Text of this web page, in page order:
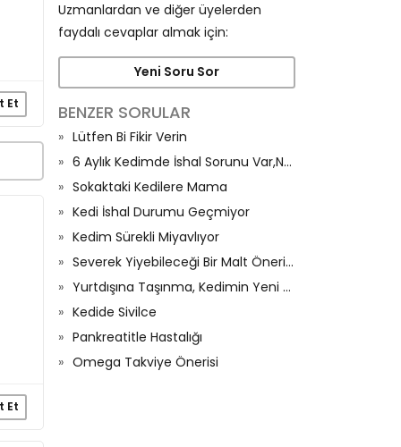
Et
Et
Uzmanlardan ve diğer üyelerden
faydalı cevaplar almak için:
Yeni Soru Sor
BENZER SORULAR
Lütfen Bi Fikir Verin
6 Aylık Kedimde İshal Sorunu Var,Neden Olur?
Sokaktaki Kedilere Mama
Kedi İshal Durumu Geçmiyor
Kedim Sürekli Miyavlıyor
Severek Yiyebileceği Bir Malt Önerisi Olan Var Mı
Yurtdışına Taşınma, Kedimin Yeni Düzenine Alışma Süreci Ve İştahı
Kedide Sivilce
Pankreatitle Hastalığı
Omega Takviye Önerisi